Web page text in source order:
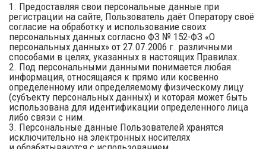
1. Предоставляя свои персональные данные при
регистрации на сайте, Пользователь даёт Оператору своё
согласие на обработку и использование своих
персональных данных согласно ФЗ № 152-ФЗ «О
персональных данных» от 27.07.2006 г. различными
способами в целях, указанных в настоящих Правилах.
2. Под персональными данными понимается любая
информация, относящаяся к прямо или косвенно
определенному или определяемому физическому лицу
(субъекту персональных данных) и которая может быть
использована для идентификации определенного лица
либо связи с ним.
3. Персональные данные Пользователей хранятся
исключительно на электронных носителях